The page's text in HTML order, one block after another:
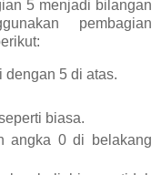
5 menjadi bilangan
pembagian
dengan 5 di atas.
biasa.
angka 0 di belakang